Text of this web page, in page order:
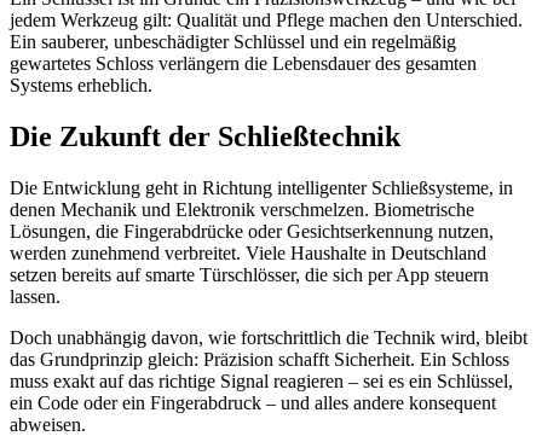
jedem Werkzeug gilt: Qualität und Pflege machen den Unterschied.
Ein sauberer, unbeschädigter Schlüssel und ein regelmäßig
gewartetes Schloss verlängern die Lebensdauer des gesamten
Systems erheblich.
Die Zukunft der Schließtechnik
Die Entwicklung geht in Richtung intelligenter Schließsysteme, in
denen Mechanik und Elektronik verschmelzen. Biometrische
Lösungen, die Fingerabdrücke oder Gesichtserkennung nutzen,
werden zunehmend verbreitet. Viele Haushalte in Deutschland
setzen bereits auf smarte Türschlösser, die sich per App steuern
lassen.
Doch unabhängig davon, wie fortschrittlich die Technik wird, bleibt
das Grundprinzip gleich: Präzision schafft Sicherheit. Ein Schloss
muss exakt auf das richtige Signal reagieren – sei es ein Schlüssel,
ein Code oder ein Fingerabdruck – und alles andere konsequent
abweisen.